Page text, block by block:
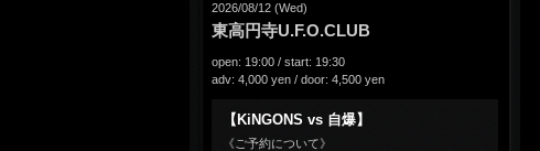
2026/08/12 (Wed)
東高円寺U.F.O.CLUB
open: 19:00 / start: 19:30
adv: 4,000 yen / door: 4,500 yen
【KiNGONS vs 自爆】
《ご予約について》